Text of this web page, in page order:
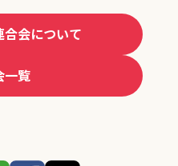
会について
一覧